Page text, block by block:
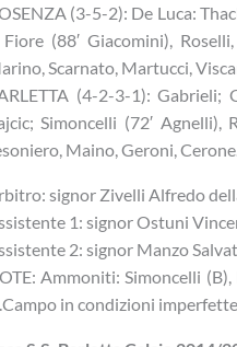
(3-5-2): De Luca:
Fiore (88′ Giacomini),
Scarnato, Martucci,
(4-2-3-1): Gabrieli;
Simoncelli (72′
Maino, Geroni,
signor Zivelli Alfredo
1: signor Ostuni
2: signor Manzo
Ammoniti: Simoncelli (B),
in condizioni